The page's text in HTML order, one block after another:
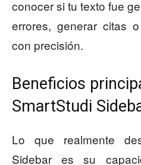
conocer si tu texto fue
errores, generar citas
con precisión.
Beneficios
SmartStudi
Lo que realmente
Sidebar es su